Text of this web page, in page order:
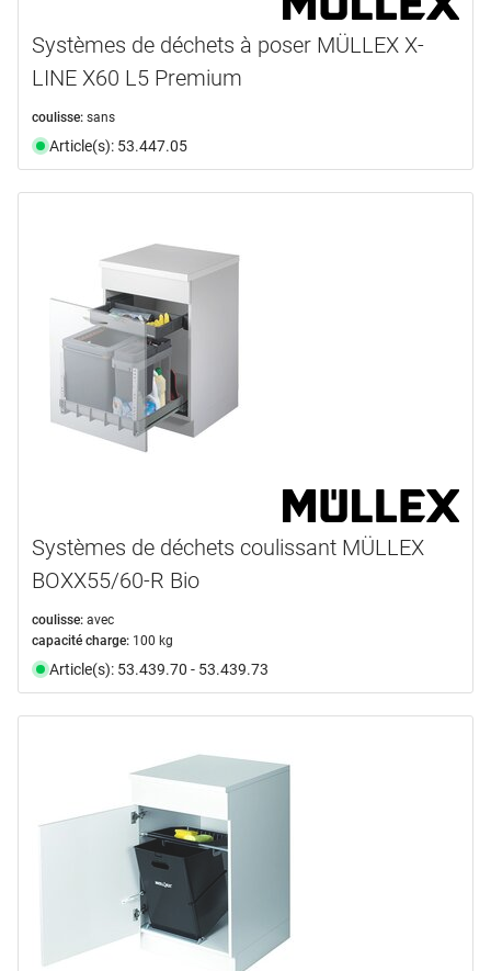
Systèmes de déchets à poser MÜLLEX X-
LINE X60 L5 Premium
coulisse: sans
Article(s): 53.447.05
Systèmes de déchets coulissant MÜLLEX
BOXX55/60-R Bio
coulisse: avec
capacité charge: 100 kg
Article(s): 53.439.70 - 53.439.73